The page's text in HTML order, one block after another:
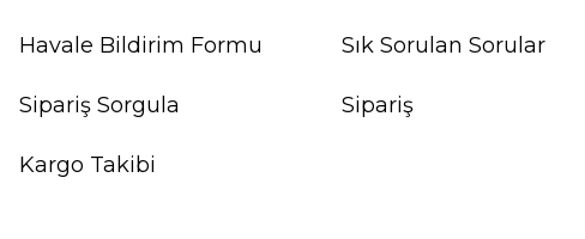
Havale Bildirim Formu
Sipariş Sorgula
Kargo Takibi
Sık Sorulan Sorular
Sipariş